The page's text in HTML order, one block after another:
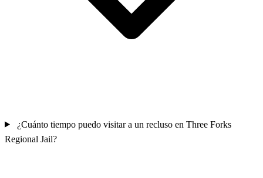
¿Cuánto tiempo puedo visitar a un recluso en Three Forks
Regional Jail?